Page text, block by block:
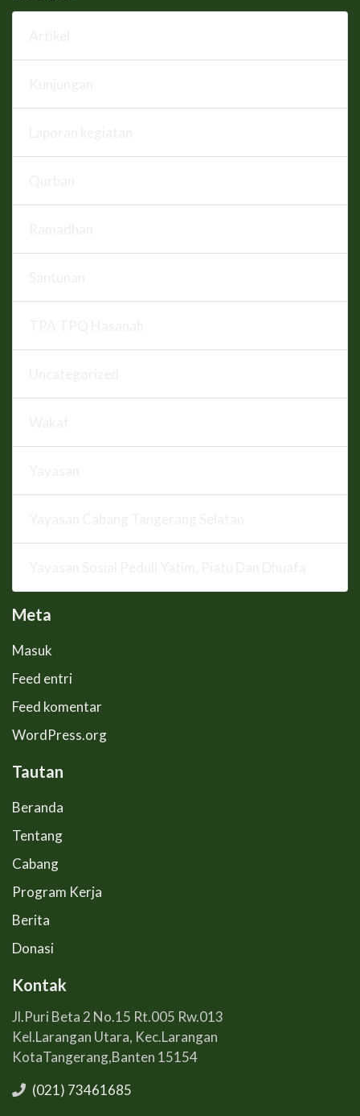
Meta
Masuk
Feed entri
Feed komentar
WordPress.org
Tautan
Beranda
Tentang
Cabang
Program Kerja
Berita
Donasi
Kontak
Jl.Puri Beta 2 No.15 Rt.005 Rw.013
Kel.Larangan Utara, Kec.Larangan
KotaTangerang,Banten 15154
(021) 73461685